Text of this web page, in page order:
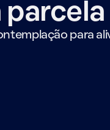
parcela
para